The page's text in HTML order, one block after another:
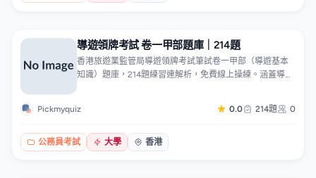
導遊領牌考試 卷一甲部題庫｜214題
香港旅遊業監管局導遊領牌考試筆試卷一甲部（導遊基本
知識）題庫，214題練習連解析，免費線上操練。涵蓋導遊
題。實際考試含問答、選擇、是非及配對題型，助你一次
Pickmyquiz 0.0 214題 0
公務員考試 大學 香港